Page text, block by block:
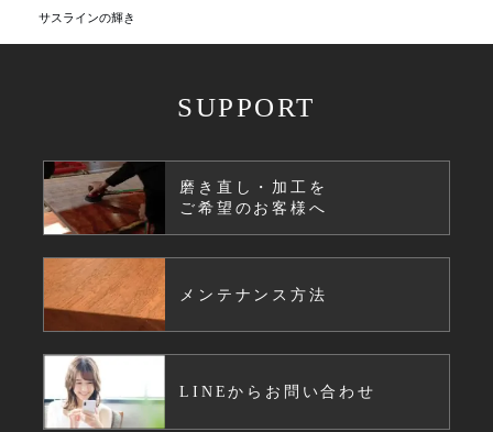
サスラインの輝き
SUPPORT
磨き直し・加工を
ご希望のお客様へ
メンテナンス方法
LINEからお問い合わせ